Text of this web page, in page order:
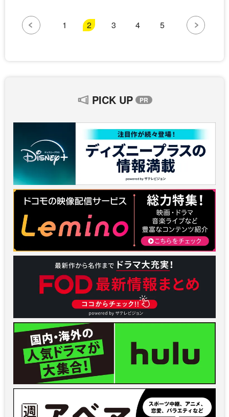
1 2 3 4 5
PICK UP